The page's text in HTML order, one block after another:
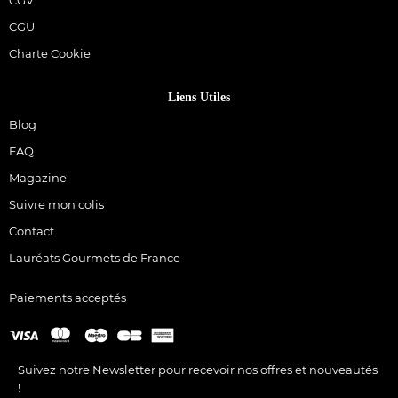
CGU
Charte Cookie
Liens Utiles
Blog
FAQ
Magazine
Suivre mon colis
Contact
Lauréats Gourmets de France
Paiements acceptés
Suivez notre Newsletter pour recevoir nos offres et nouveautés
!